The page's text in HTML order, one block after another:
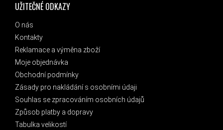
UŽITEČNÉ ODKAZY
O nás
Kontakty
Reklamace a výměna zboží
Moje objednávka
Obchodní podmínky
Zásady pro nakládání s osobními údaji
Souhlas se zpracováním osobních údajů
Způsob platby a dopravy
Tabulka velikostí